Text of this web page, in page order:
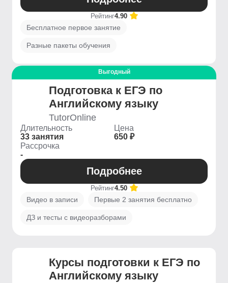
Рейтинг4.90
Бесплатное первое занятие
Разные пакеты обучения
Выгодный
Подготовка к ЕГЭ по
Английскому языку
TutorOnline
Длительность
33 занятия
Цена
650 ₽
Рассрочка
-
Подробнее
Рейтинг4.50
Видео в записи Первые 2 занятия бесплатно
ДЗ и тесты с видеоразборами
Курсы подготовки к ЕГЭ по
Английскому языку